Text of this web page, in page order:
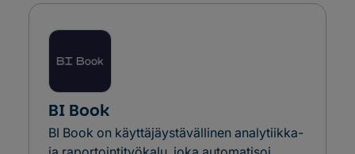
BI Book
BI Book on käyttäjäystävällinen analytiikka-